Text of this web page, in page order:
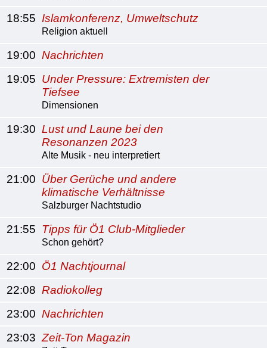
18:55 Islamkonferenz, Umweltschutz
Religion aktuell
19:00 Nachrichten
19:05 Under Pressure: Extremisten der
Tiefsee
Dimensionen
19:30 Lust und Laune bei den
Resonanzen 2023
Alte Musik - neu interpretiert
21:00 Über Gerüche und andere
klimatische Verhältnisse
Salzburger Nachtstudio
21:55 Tipps für Ö1 Club-Mitglieder
Schon gehört?
22:00 Ö1 Nachtjournal
22:08 Radiokolleg
23:00 Nachrichten
23:03 Zeit-Ton Magazin